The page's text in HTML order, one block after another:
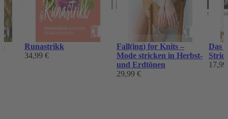
Runastrikk
34,99 €
Fall(ing) for Knits –
Mode stricken in Herbst-
und Erdtönen
29,99 €
Das